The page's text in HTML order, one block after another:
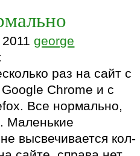
2011george
раз на сайт с
Chrome и с
Все нормально,
Маленькие
высвечивается кол-